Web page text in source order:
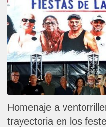
Homenaje a
trayectoria en los